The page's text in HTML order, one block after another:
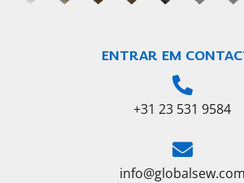
ENTRAR EM
+31 23 531 9584
info@globalsew.com